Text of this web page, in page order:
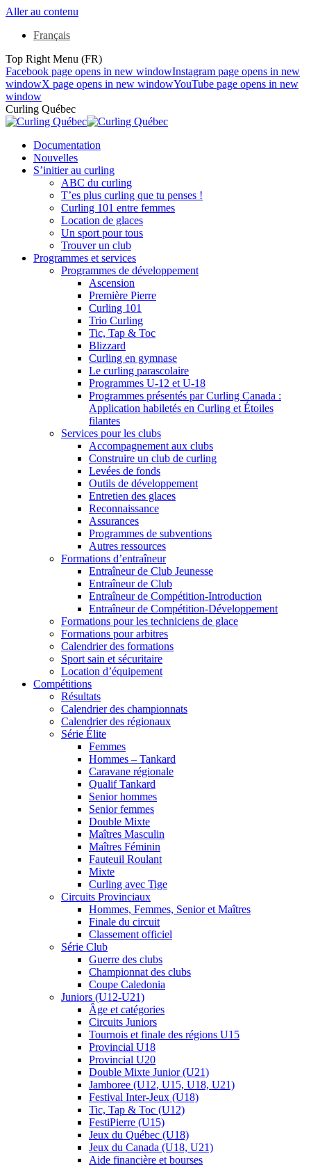
Aller au contenu
Français
Top Right Menu (FR)
Facebook page opens in new windowInstagram page opens in new
windowX page opens in new windowYouTube page opens in new
window
Curling Québec
Documentation
Nouvelles
S’initier au curling
ABC du curling
T’es plus curling que tu penses !
Curling 101 entre femmes
Location de glaces
Un sport pour tous
Trouver un club
Programmes et services
Programmes de développement
Ascension
Première Pierre
Curling 101
Trio Curling
Tic, Tap & Toc
Blizzard
Curling en gymnase
Le curling parascolaire
Programmes U-12 et U-18
Programmes présentés par Curling Canada :
Application habiletés en Curling et Étoiles
filantes
Services pour les clubs
Accompagnement aux clubs
Construire un club de curling
Levées de fonds
Outils de développement
Entretien des glaces
Reconnaissance
Assurances
Programmes de subventions
Autres ressources
Formations d’entraîneur
Entraîneur de Club Jeunesse
Entraîneur de Club
Entraîneur de Compétition-Introduction
Entraîneur de Compétition-Développement
Formations pour les techniciens de glace
Formations pour arbitres
Calendrier des formations
Sport sain et sécuritaire
Location d’équipement
Compétitions
Résultats
Calendrier des championnats
Calendrier des régionaux
Série Élite
Femmes
Hommes – Tankard
Caravane régionale
Qualif Tankard
Senior hommes
Senior femmes
Double Mixte
Maîtres Masculin
Maîtres Féminin
Fauteuil Roulant
Mixte
Curling avec Tige
Circuits Provinciaux
Hommes, Femmes, Senior et Maîtres
Finale du circuit
Classement officiel
Série Club
Guerre des clubs
Championnat des clubs
Coupe Caledonia
Juniors (U12-U21)
Âge et catégories
Circuits Juniors
Tournois et finale des régions U15
Provincial U18
Provincial U20
Double Mixte Junior (U21)
Jamboree (U12, U15, U18, U21)
Festival Inter-Jeux (U18)
Tic, Tap & Toc (U12)
FestiPierre (U15)
Jeux du Québec (U18)
Jeux du Canada (U18, U21)
Aide financière et bourses